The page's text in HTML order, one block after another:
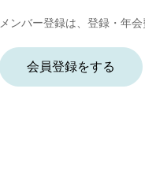
メンバー登録は、登録・年会
会員登録をする